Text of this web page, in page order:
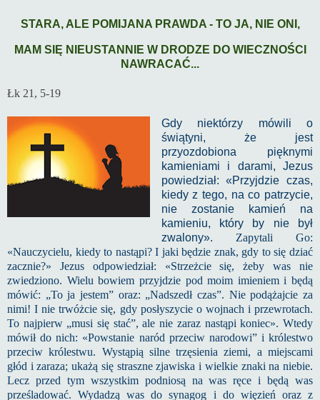
STARA, ALE POMIJANA PRAWDA - TO JA, NIE ONI,
MAM SIĘ NIEUSTANNIE W DRODZE DO WIECZNOŚCI
NAWRACAĆ...
Łk 21, 5-19
Gdy niektórzy mówili o
świątyni, że jest
przyozdobiona pięknymi
kamieniami i darami, Jezus
powiedział: «Przyjdzie czas,
kiedy z tego, na co patrzycie,
nie zostanie kamień na
kamieniu, który by nie był
zwalony». Zapytali Go:
«Nauczycielu, kiedy to nastąpi? I jaki będzie znak, gdy to się dziać
zacznie?» Jezus odpowiedział: «Strzeżcie się, żeby was nie
zwiedziono. Wielu bowiem przyjdzie pod moim imieniem i będą
mówić: „To ja jestem” oraz: „Nadszedł czas”. Nie podążajcie za
nimi! I nie trwóżcie się, gdy posłyszycie o wojnach i przewrotach.
To najpierw „musi się stać”, ale nie zaraz nastąpi koniec». Wtedy
mówił do nich: «Powstanie naród przeciw narodowi” i królestwo
przeciw królestwu. Wystąpią silne trzęsienia ziemi, a miejscami
głód i zaraza; ukażą się straszne zjawiska i wielkie znaki na niebie.
Lecz przed tym wszystkim podniosą na was ręce i będą was
prześladować. Wydadzą was do synagog i do więzień oraz z